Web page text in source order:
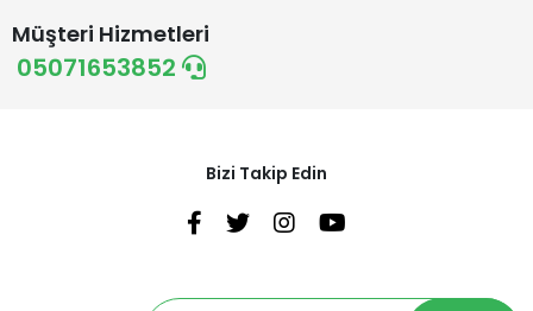
Müşteri Hizmetleri
05071653852
Bizi Takip Edin